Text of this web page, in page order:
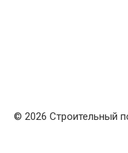
© 2026 Строительный